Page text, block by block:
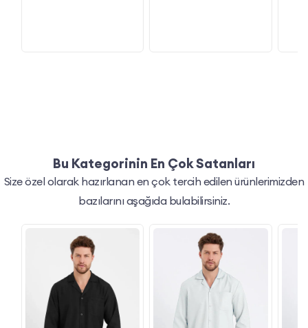
Bu Kategorinin En Çok Satanları
Size özel olarak hazırlanan en çok tercih edilen ürünlerimizden
bazılarını aşağıda bulabilirsiniz.